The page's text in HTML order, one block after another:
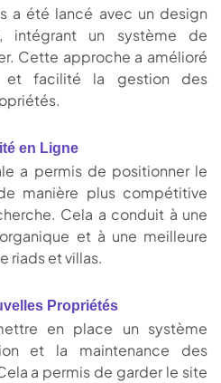
a été lancé avec un design
intégrant un système de
Cette approche a amélioré
et facilité la gestion des
en Ligne
a permis de positionner le
manière plus compétitive
Cela a conduit à une
et à une meilleure
riads et villas.
Propriétés
en place un système
et la maintenance des
a permis de garder le site